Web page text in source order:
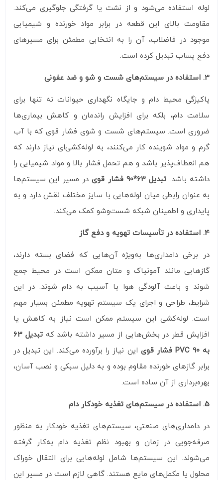
لوله استفاده می‌شود و از نشت یا گرفتگی جلوگیری می‌کند.
مقاومت بالای این قطعه در برابر مواد خورنده و شیمیایی
موجود در فاضلاب، آن را به انتخابی مطمئن برای مسیرهای
دفع پساب تبدیل کرده است.
3. استفاده در سیستم‌های شست‌ و شو و ضد عفونی
پاکیزگی محیط دام و جایگاه نگهداری حیوانات نه‌ تنها برای
سلامت دام، بلکه برای افزایش راندمان و کاهش بیماری‌ها
ضروری است. سیستم‌های شست‌ و شوی فشار قوی که با آب
گرم و مواد شوینده کار می‌کنند، به لوله‌کشی‌ای نیاز دارند که
هم انعطاف‌پذیر باشد و هم تحمل فشار بالا و مواد شیمیایی را
داشته باشد. تبدیل 63*90 فشار قوی
در مسیر این سیستم‌ها
به عنوان رابطی میان لوله‌هایی با سایز مختلف نقش دارد و به
پایداری و اطمینان شبکه شست‌وشو کمک می‌کند.
4. استفاده در تأسیسات تهویه و دفع گاز
در برخی دامداری‌ها به‌ویژه آن‌هایی که فضای بسته دارند،
گازهایی مانند آمونیاک و متان ممکن است در محیط جمع
شوند و باعث آلودگی هوا یا آسیب به دام شوند. در این
شرایط، طراحی و اجرای یک سیستم تهویه مطمئن بسیار مهم
است. لوله‌کشی این سیستم ممکن است نیاز به کاهش یا
افزایش قطر در بخش‌هایی از مسیر داشته باشد که
تبدیل 63
به 90 PVC فشار قوی
این نیاز را برآورده می‌کند. این تبدیل در
برابر گازهای خورنده مقاوم بوده و به دلیل سبکی و نصب آسان،
بهره‌برداری از آن ساده است.
5. استفاده در سیستم‌های تغذیه خودکار دام
در دامداری‌های صنعتی، سیستم‌های تغذیه خودکار به منظور
صرفه‌جویی در زمان و بهبود نظم تغذیه دام به‌کار گرفته
می‌شوند. این سیستم‌ها شامل لوله‌هایی برای انتقال خوراک
محلول یا مکمل‌های مایع هستند. گاهی لازم است در مسیر این